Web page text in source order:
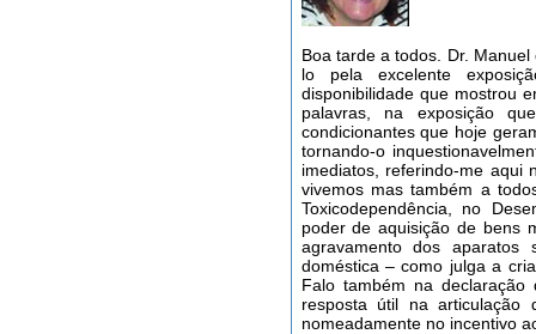
Boa tarde a todos. Dr.
lo pela excelente
disponibilidade que mostrou
palavras, na exposição
condicionantes que hoje
tornando-o
imediatos, referindo-me aqui
vivemos mas também a
Toxicodependência, no
poder de aquisição de bens
agravamento dos
doméstica – como julga a
Falo também na
resposta útil na articulação
nomeadamente no incentivo